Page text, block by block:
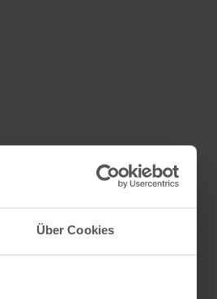
Über Cookies